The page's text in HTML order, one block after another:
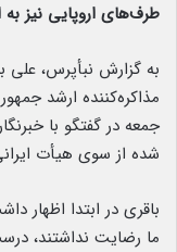
طرف‌های اروپایی نیز
به گزارش نبأپرس، علی
مذاکره‌کننده ارشد
جمعه در گفتگو با
شده از سوی هیأت
باقری در ابتدا اظهار
ما رضایت نداشتند،